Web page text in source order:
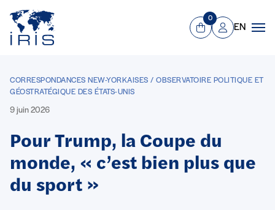
Aller au contenu principal
Panier
0
Mon compte
EN
CORRESPONDANCES NEW-YORKAISES / OBSERVATOIRE POLITIQUE ET
GÉOSTRATÉGIQUE DES ÉTATS-UNIS
9 juin 2026
Pour Trump, la Coupe du
monde, « c’est bien plus que
du sport »